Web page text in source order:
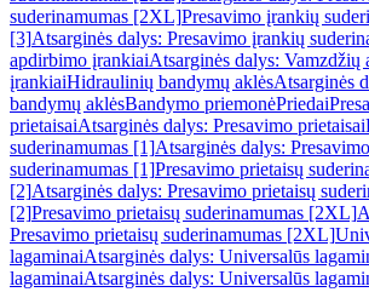
suderinamumas [2XL]Presavimo įrankių
[3]Atsarginės dalys: Presavimo įrankių
apdirbimo įrankiaiAtsarginės dalys: Vamzdžių
įrankiaiHidraulinių bandymų aklėsAtsarginės
bandymų aklėsBandymo priemonėPriedai
prietaisaiAtsarginės dalys: Presavimo prietaisai
suderinamumas [1]Atsarginės dalys:
suderinamumas [1]Presavimo prietaisų
[2]Atsarginės dalys: Presavimo prietaisų
[2]Presavimo prietaisų suderinamumas [2XL]
Presavimo prietaisų suderinamumas [2XL]
lagaminaiAtsarginės dalys: Universalūs
lagaminaiAtsarginės dalys: Universalūs